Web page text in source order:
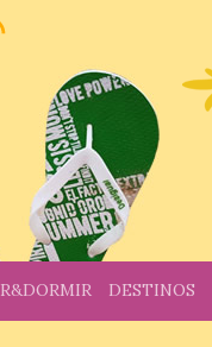
DESTINOS